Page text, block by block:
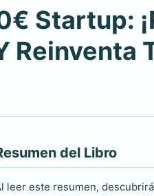
Startup:
Reinventa
del Libro
leer este resumen,